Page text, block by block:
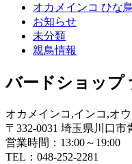
オカメインコ ひな
お知らせ
未分類
親鳥情報
バードショップ
オカメインコ,インコ,オ
〒332-0031 埼玉県川口
営業時間：13:00～19:00
TEL：048-252-2281